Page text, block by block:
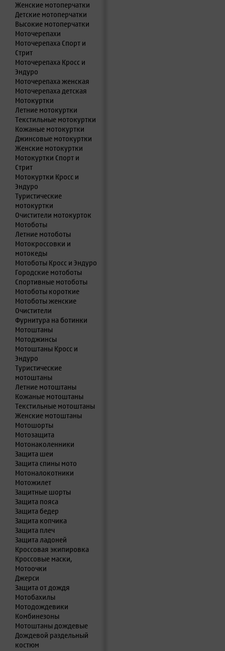
Женские мотоперчатки
Детские мотоперчатки
Высокие мотоперчатки
Моточерепахи
Моточерепаха Спорт и
Стрит
Моточерепаха Кросс и
Эндуро
Моточерепаха женская
Моточерепаха детская
Мотокуртки
Летние мотокуртки
Текстильные мотокуртки
Кожаные мотокуртки
Джинсовые мотокуртки
Женские мотокуртки
Мотокуртки Спорт и
Стрит
Мотокуртки Кросс и
Эндуро
Туристические
мотокуртки
Очистители мотокурток
Мотоботы
Летние мотоботы
Мотокроссовки и
мотокеды
Мотоботы Кросс и Эндуро
Городские мотоботы
Спортивные мотоботы
Мотоботы короткие
Мотоботы женские
Очистители
Фурнитура на ботинки
Мотоштаны
Мотоджинсы
Мотоштаны Кросс и
Эндуро
Туристические
мотоштаны
Летние мотоштаны
Кожаные мотоштаны
Текстильные мотоштаны
Женские мотоштаны
Мотошорты
Мотозащита
Мотонаколенники
Защита шеи
Защита спины мото
Мотоналокотники
Мотожилет
Защитные шорты
Защита пояса
Защита бедер
Защита копчика
Защита плеч
Защита ладоней
Кроссовая экипировка
Кроссовые маски,
Мотоочки
Джерси
Защита от дождя
Мотобахилы
Мотодождевики
Комбинезоны
Мотоштаны дождевые
Дождевой раздельный
костюм